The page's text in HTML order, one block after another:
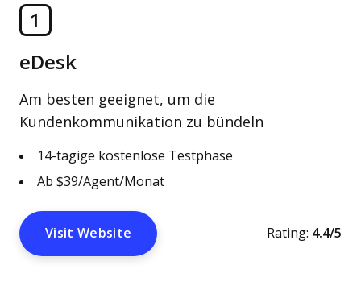
1
eDesk
Am besten geeignet, um die
Kundenkommunikation zu bündeln
14-tägige kostenlose Testphase
Ab $39/Agent/Monat
Visit Website Rating: 4.4/5